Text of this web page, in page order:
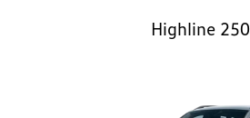
Highline 250